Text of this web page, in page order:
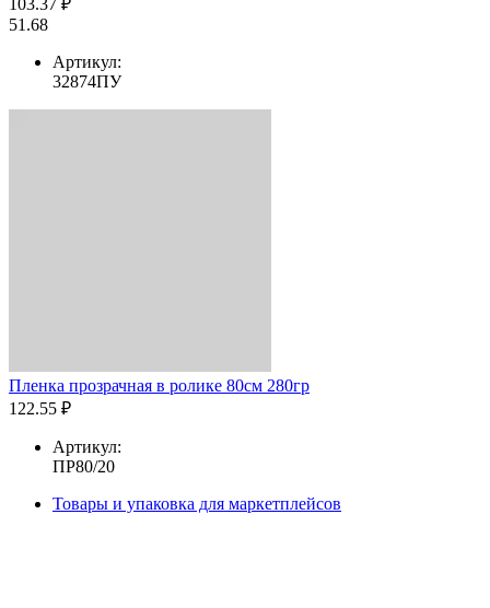
51.68
Артикул:
32874ПУ
Пленка прозрачная в ролике 80см 280гр
122.55 ₽
Артикул:
ПР80/20
Товары и упаковка для маркетплейсов